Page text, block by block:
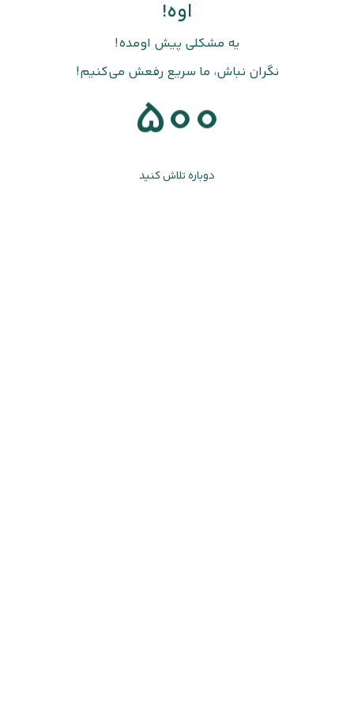
اوه!
یه مشکلی پیش اومده!
نگران نباش، ما سریع رفعش می‌کنیم!
500
دوباره تلاش کنید